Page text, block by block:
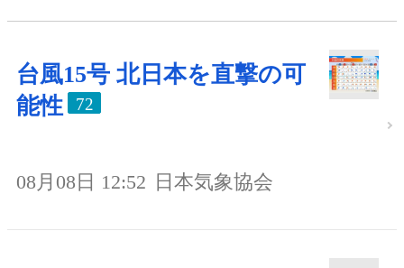
台風15号 北日本を直撃の可
能性
72
08月08日 12:52 日本気象協会